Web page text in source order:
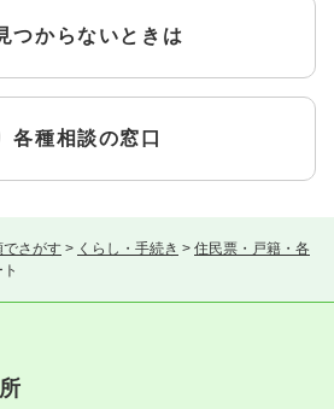
でさがす > くらし・手続き > 住民票・戸籍・各
つからないときは
各種相談の窓口